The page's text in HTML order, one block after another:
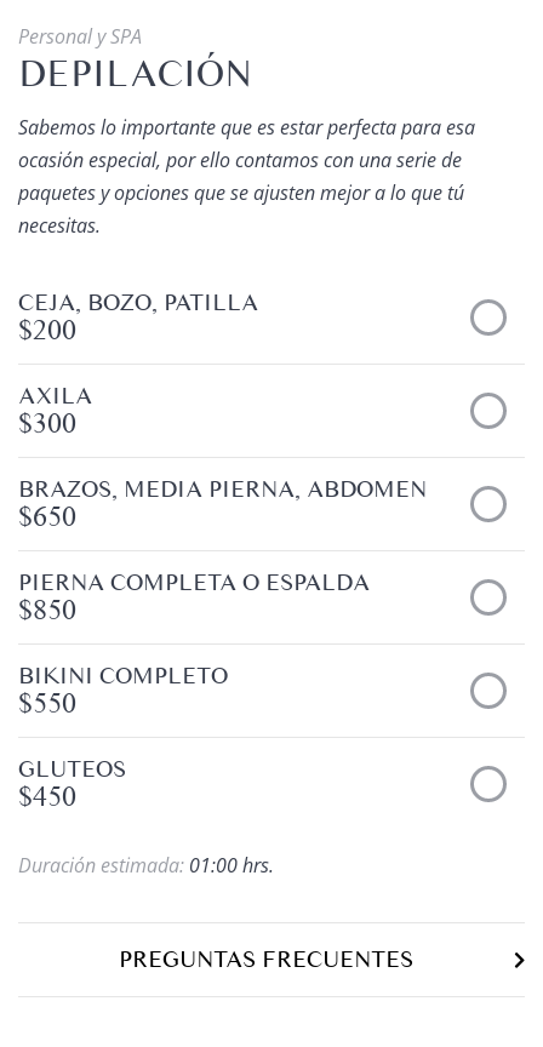
Personal y SPA
DEPILACIÓN
Sabemos lo importante que es estar perfecta para esa
ocasión especial, por ello contamos con una serie de
paquetes y opciones que se ajusten mejor a lo que tú
necesitas.
CEJA, BOZO, PATILLA
$200
AXILA
$300
BRAZOS, MEDIA PIERNA, ABDOMEN
$650
PIERNA COMPLETA O ESPALDA
$850
BIKINI COMPLETO
$550
GLUTEOS
$450
Duración estimada: 01:00 hrs.
PREGUNTAS FRECUENTES